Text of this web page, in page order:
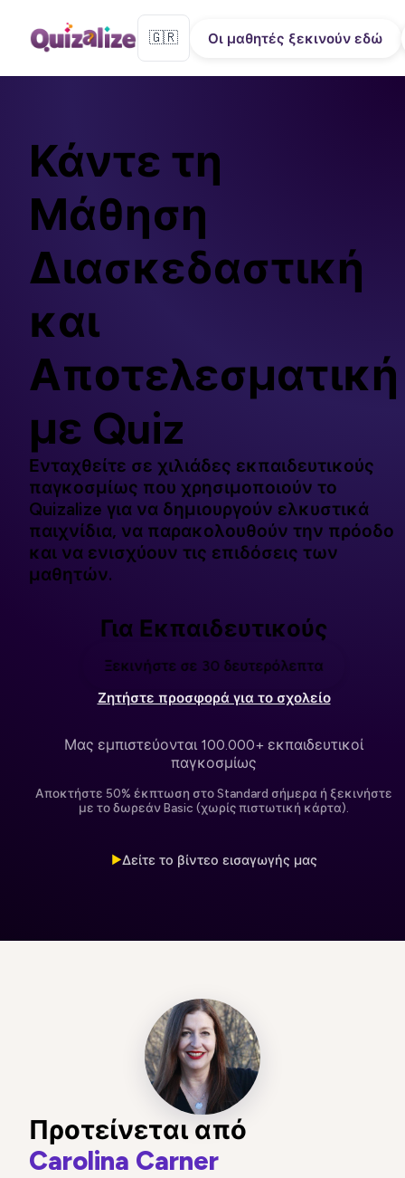
🇬🇷 Οι μαθητές ξεκινούν εδώ
Κάντε τη
Μάθηση
Διασκεδαστική
και
Αποτελεσματική
με Quiz
Ενταχθείτε σε χιλιάδες εκπαιδευτικούς
παγκοσμίως που χρησιμοποιούν το
Quizalize για να δημιουργούν ελκυστικά
παιχνίδια, να παρακολουθούν την πρόοδο
και να ενισχύουν τις επιδόσεις των
μαθητών.
Για Εκπαιδευτικούς
Ξεκινήστε σε 30 δευτερόλεπτα
Ζητήστε προσφορά για το σχολείο
Μας εμπιστεύονται 100.000+ εκπαιδευτικοί
παγκοσμίως
Αποκτήστε 50% έκπτωση στο Standard σήμερα ή ξεκινήστε
με το δωρεάν Basic (χωρίς πιστωτική κάρτα).
▶Δείτε το βίντεο εισαγωγής μας
Προτείνεται από
Carolina Carner